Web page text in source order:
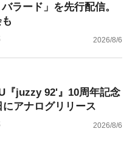
ラード」を先行配信。
2026/8/6
『juzzy 92'』10周年記念
にアナログリリース
2026/8/6